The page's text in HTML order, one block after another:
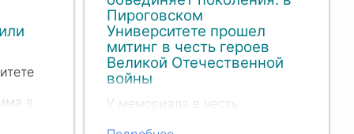
в
Пироговском
Университете прошел
митинг в честь героев
Великой Отечественной
войны
У мемориала в честь